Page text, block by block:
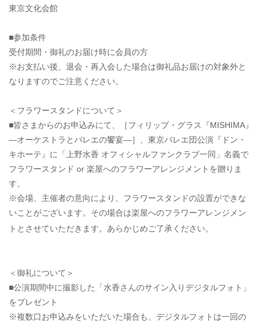
東京文化会館
■参加条件
受付期間・御礼のお届け時に会員の方
※お支払い後、退会・再入会した場合は御礼品お届けの対象外と
なりますのでご注意ください。
＜フラワースタンドについて＞
■皆さまからのお申込みにて、［フィリップ・グラス『MISHIMA』
―オーケストラとバレエの饗宴―］、東京バレエ団公演『ドン・
キホーテ』に「上野水香 オフィシャルファンクラブ一同」名義で
フラワースタンド or 楽屋へのフラワーアレンジメントを贈りま
す。
※会場、主催者の意向により、フラワースタンドの設置ができな
いことがございます。その場合は楽屋へのフラワーアレンジメン
トとさせていただきます。あらかじめご了承ください。
＜御礼について＞
■公演期間中に撮影した「水香さんのサイン入りデジタルフォト」
をプレゼント
※複数口お申込みをいただいた場合も、 デジタルフォトは一回の